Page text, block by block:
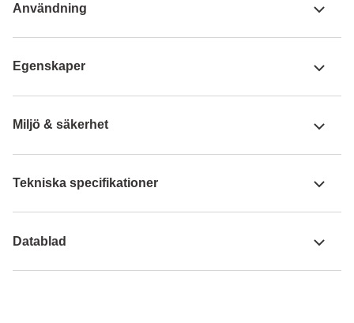
Användning
Egenskaper
Miljö & säkerhet
Tekniska specifikationer
Datablad